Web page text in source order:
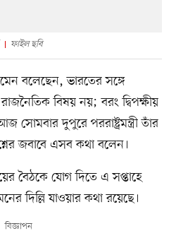
ফাইল ছবি
বলেছেন, ভারতের সঙ্গে
রাজনৈতিক বিষয় নয়; বরং দ্বিপক্ষীয়
দুপুরে পররাষ্ট্রমন্ত্রী তাঁর
জবাবে এসব কথা বলেন।
বৈঠকে যোগ দিতে এ সপ্তাহে
দিল্লি যাওয়ার কথা রয়েছে।